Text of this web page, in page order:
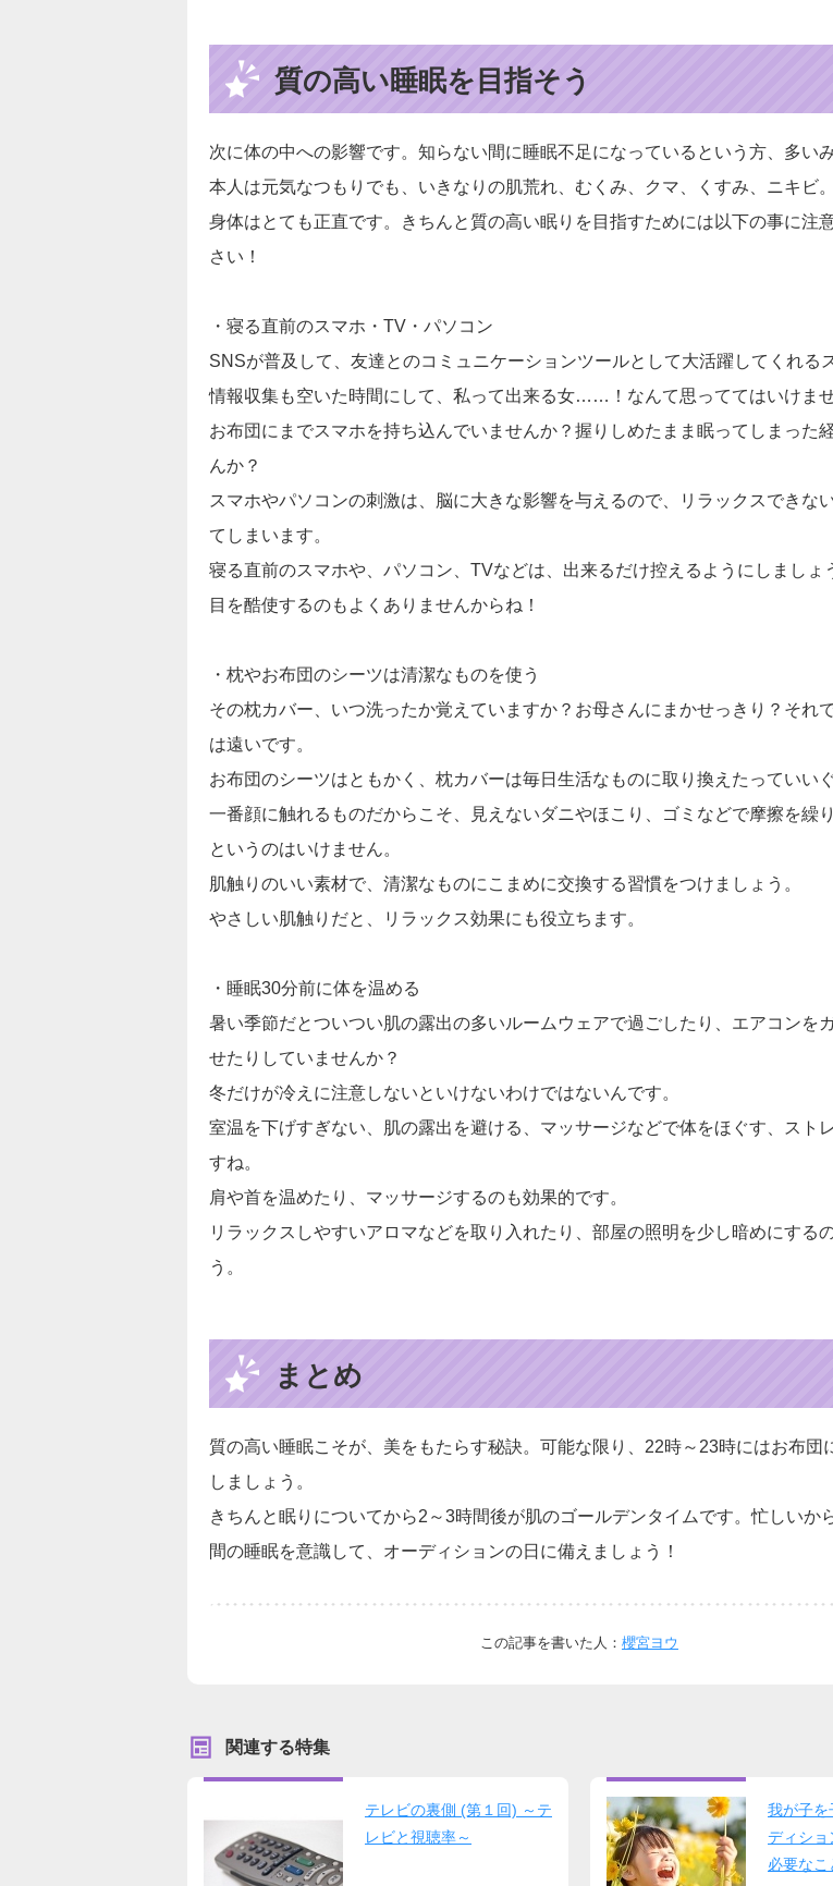
質の高い睡眠を目指そう
次に体の中への影響です。知らない間に睡眠不足になっているという方、多い
本人は元気なつもりでも、いきなりの肌荒れ、むくみ、クマ、くすみ、ニキビ。
身体はとても正直です。きちんと質の高い眠りを目指すためには以下の事に注
さい！
・寝る直前のスマホ・TV・パソコン
SNSが普及して、友達とのコミュニケーションツールとして大活躍してくれる
情報収集も空いた時間にして、私って出来る女……！なんて思っててはいけませ
お布団にまでスマホを持ち込んでいませんか？握りしめたまま眠ってしまった
んか？
スマホやパソコンの刺激は、脳に大きな影響を与えるので、リラックスできな
てしまいます。
寝る直前のスマホや、パソコン、TVなどは、出来るだけ控えるようにしましょ
目を酷使するのもよくありませんからね！
・枕やお布団のシーツは清潔なものを使う
その枕カバー、いつ洗ったか覚えていますか？お母さんにまかせっきり？それ
は遠いです。
お布団のシーツはともかく、枕カバーは毎日生活なものに取り換えたっていい
一番顔に触れるものだからこそ、見えないダニやほこり、ゴミなどで摩擦を繰
というのはいけません。
肌触りのいい素材で、清潔なものにこまめに交換する習慣をつけましょう。
やさしい肌触りだと、リラックス効果にも役立ちます。
・睡眠30分前に体を温める
暑い季節だとついつい肌の露出の多いルームウェアで過ごしたり、エアコンを
せたりしていませんか？
冬だけが冷えに注意しないといけないわけではないんです。
室温を下げすぎない、肌の露出を避ける、マッサージなどで体をほぐす、スト
すね。
肩や首を温めたり、マッサージするのも効果的です。
リラックスしやすいアロマなどを取り入れたり、部屋の照明を少し暗めにする
う。
まとめ
質の高い睡眠こそが、美をもたらす秘訣。可能な限り、22時～23時にはお布団
しましょう。
きちんと眠りについてから2～3時間後が肌のゴールデンタイムです。忙しいか
間の睡眠を意識して、オーディションの日に備えましょう！
この記事を書いた人： 櫻宮ヨウ
関連する特集
テレビの裏側 (第１回) ～テ
レビと視聴率～
我が子を
ディショ
必要なこ